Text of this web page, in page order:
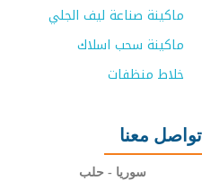
ماكينة صناعة ليف الجلي
ماكينة سحب اسلاك
خلاط منظفات
تواصل معنا
سوريا - حلب